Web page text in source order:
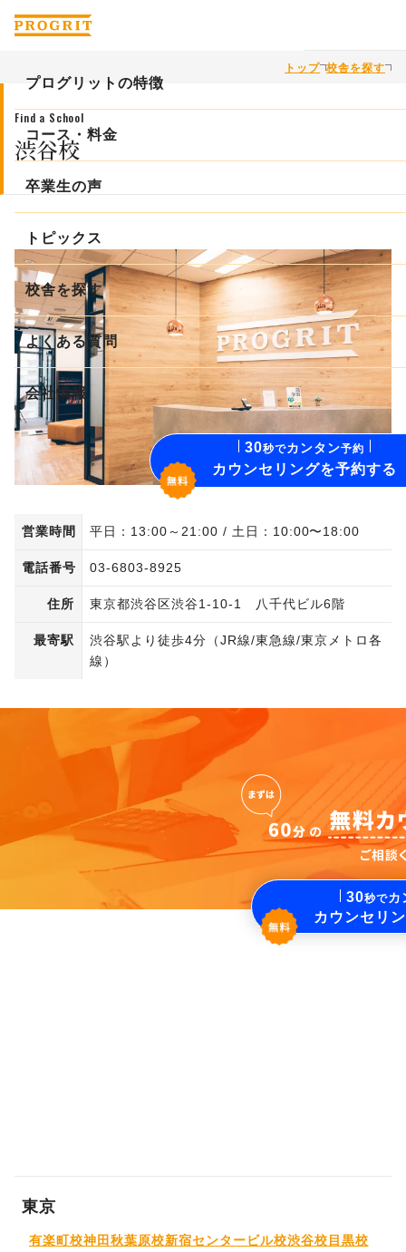
プログリットの特徴
プログリットが英語力を上げられる理由
科学的な学習メソッドで最適な学習を提供
緻密な「計画と実績管理」で学習時間を最大化
コンサルタントインタビュー
英会話の５ステップ
英語学習習慣化の３ステップ
コース・料金
コース・料金
初級者コース
TOEIC®L&R TESTコース
TOEFL iBT®TEST / IELTSコース
一般教育訓練給付制度
卒業生向け継続コース
卒業生の声
トピックス
校舎を探す
よくある質問
会社情報
Company Info
PROGRIT FOR ENTERPRISE
PROGRIT MEDIA
SHADOTEN
SUPIFUL
30秒でカンタン予約
カウンセリングを予約する
トップ 校舎を探す
Find a School
渋谷校
営業時間 平日：13:00～21:00 / 土日：10:00〜18:00
電話番号 03-6803-8925
住所 東京都渋谷区渋谷1-10-1 八千代ビル6階
最寄駅
渋谷駅より徒歩4分（JR線/東急線/東京メトロ各
線）
30秒でカ
カウンセリ
東京
有楽町校神田秋葉原校新宿センタービル校渋谷校目黒校